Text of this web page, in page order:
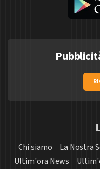
Chi siamo La Nostra
Ultim'ora News